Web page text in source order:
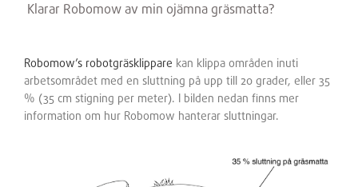
Klarar Robomow av min ojämna gräsmatta?
Robomow’s robotgräsklippare kan klippa områden inuti
arbetsområdet med en sluttning på upp till 20 grader, eller 35
% (35 cm stigning per meter). I bilden nedan finns mer
information om hur Robomow hanterar sluttningar.